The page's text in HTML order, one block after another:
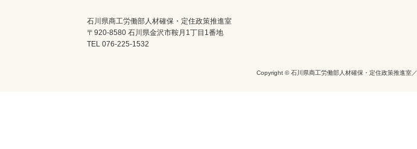
石川県商工労働部人材確保・定住政策推進室
〒920-8580 石川県金沢市鞍月1丁目1番地
TEL 076-225-1532
Copyright © 石川県商工労働部人材確保・定住政策推進室